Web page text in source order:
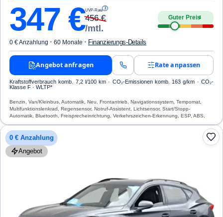
347 €UVP-Rate 3
456€
/mtl.
Guter Preis4
0 € Anzahlung · 60 Monate · Finanzierungs-Details
Angebot anfragen Rate anpassen
Kraftstoffverbrauch komb. 7,2 l/100 km · CO₂-Emissionen komb. 163 g/km · CO₂-
Klasse F · WLTP*
Benzin, Van/Kleinbus, Automatik, Neu, Frontantrieb, Navigationssystem, Tempomat,
Multifunktionslenkrad, Regensensor, Notruf-Assistent, Lichtsensor, Start/Stopp-
Automatik, Bluetooth, Freisprecheinrichtung, Verkehrszeichen-Erkennung, ESP, ABS,
0 € Anzahlung
Angebot